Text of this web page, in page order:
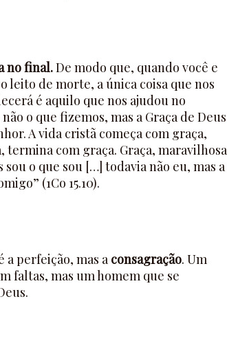
no final.De modo que, quando você e
leito de morte, a única coisa que nos
é aquilo que nos ajudou no
o que fizemos, mas a Graça de Deus
A vida cristã começa com graça,
com graça. Graça, maravilhosa
sou o que sou […] todavia não eu, mas a
(1Co 15.10).
a perfeição, mas a consagração. Um
faltas, mas um homem que se